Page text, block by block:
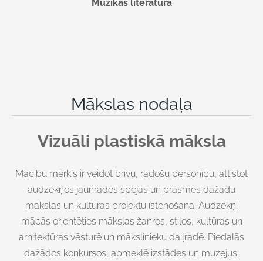
Mūzikas literatūra
Mākslas nodaļa
Vizuāli plastiskā māksla
Mācību mērķis ir veidot brīvu, radošu personību, attīstot
audzēkņos jaunrades spējas un prasmes dažādu
mākslas un kultūras projektu īstenošanā. Audzēkņi
mācās orientēties mākslas žanros, stilos, kultūras un
arhitektūras vēsturē un mākslinieku daiļradē. Piedalās
dažādos konkursos, apmeklē izstādes un muzejus.